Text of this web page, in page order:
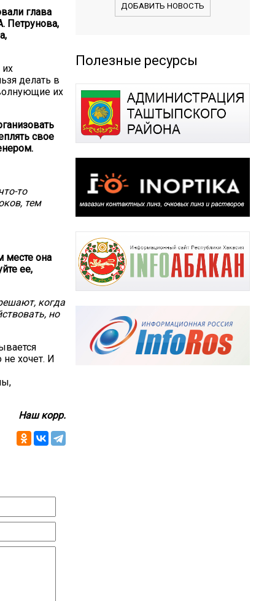
глава
Петрунова,
делать в
их
свое
то
тем
месте она
ее,
когда
но
хочет. И
Наш корр.
ДОБАВИТЬ НОВОСТЬ
Полезные ресурсы